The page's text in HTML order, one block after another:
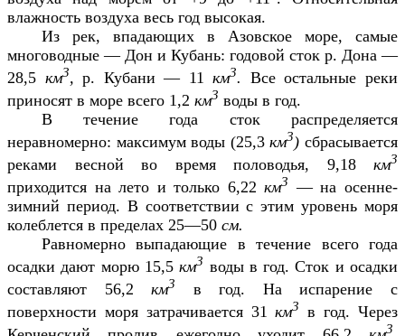
влажность воздуха весь год высокая.
Из рек, впадающих в Азовское море, самые
многоводные — Дон и Кубань: годовой сток р. Дона —
28,5 км3,р. Кубани — 11км3. Все остальные реки
приносят в море всего 1,2 км3 воды в год.
В течение года сток распределяется
неравномерно: максимум воды (25,3км3)сбрасывается
реками весной во время половодья, 9,18 км3
приходится на лето и только 6,22км3
— на осенне-
зимний период. В соответствии с этим уровень моря
колеблется в пределах 25—50 см.
Равномерно выпадающие в течение всего года
осадки дают морю 15,5км3 воды в год. Сток и осадки
составляют 56,2км3
в год. На испарение с
поверхности моря затрачивается 31км3
в год. Через
3